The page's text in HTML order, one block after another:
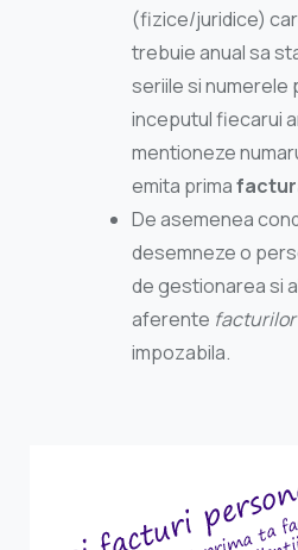
(fizice/juridice)
trebuie anual sa
seriile si numerele
inceputul fiecarui
mentioneze
emita prima
De asemenea
desemneze o
de gestionarea si
aferente facturilor
impozabila.